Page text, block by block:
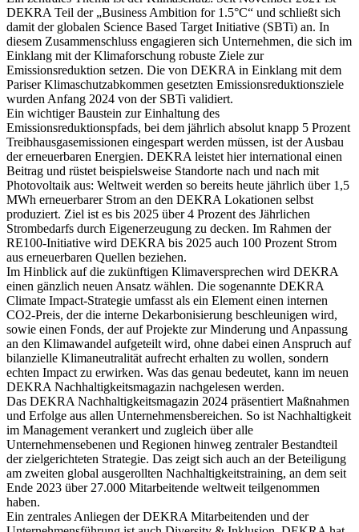
DEKRA Teil der „Business Ambition for 1.5°C“ und schließt sich
damit der globalen Science Based Target Initiative (SBTi) an. In
diesem Zusammenschluss engagieren sich Unternehmen, die sich im
Einklang mit der Klimaforschung robuste Ziele zur
Emissionsreduktion setzen. Die von DEKRA in Einklang mit dem
Pariser Klimaschutzabkommen gesetzten Emissionsreduktionsziele
wurden Anfang 2024 von der SBTi validiert.
Ein wichtiger Baustein zur Einhaltung des
Emissionsreduktionspfads, bei dem jährlich absolut knapp 5 Prozent
Treibhausgasemissionen eingespart werden müssen, ist der Ausbau
der erneuerbaren Energien. DEKRA leistet hier international einen
Beitrag und rüstet beispielsweise Standorte nach und nach mit
Photovoltaik aus: Weltweit werden so bereits heute jährlich über 1,5
MWh erneuerbarer Strom an den DEKRA Lokationen selbst
produziert. Ziel ist es bis 2025 über 4 Prozent des Jährlichen
Strombedarfs durch Eigenerzeugung zu decken. Im Rahmen der
RE100-Initiative wird DEKRA bis 2025 auch 100 Prozent Strom
aus erneuerbaren Quellen beziehen.
Im Hinblick auf die zukünftigen Klimaversprechen wird DEKRA
einen gänzlich neuen Ansatz wählen. Die sogenannte DEKRA
Climate Impact-Strategie umfasst als ein Element einen internen
CO2-Preis, der die interne Dekarbonisierung beschleunigen wird,
sowie einen Fonds, der auf Projekte zur Minderung und Anpassung
an den Klimawandel aufgeteilt wird, ohne dabei einen Anspruch auf
bilanzielle Klimaneutralität aufrecht erhalten zu wollen, sondern
echten Impact zu erwirken. Was das genau bedeutet, kann im neuen
DEKRA Nachhaltigkeitsmagazin nachgelesen werden.
Das DEKRA Nachhaltigkeitsmagazin 2024 präsentiert Maßnahmen
und Erfolge aus allen Unternehmensbereichen. So ist Nachhaltigkeit
im Management verankert und zugleich über alle
Unternehmensebenen und Regionen hinweg zentraler Bestandteil
der zielgerichteten Strategie. Das zeigt sich auch an der Beteiligung
am zweiten global ausgerollten Nachhaltigkeitstraining, an dem seit
Ende 2023 über 27.000 Mitarbeitende weltweit teilgenommen
haben.
Ein zentrales Anliegen der DEKRA Mitarbeitenden und der